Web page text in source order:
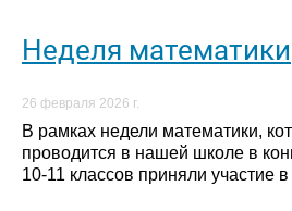
Неделя математики
26 февраля 2026 г.
В рамках недели математики,
проводится в нашей школе в
10-11 классов приняли участие